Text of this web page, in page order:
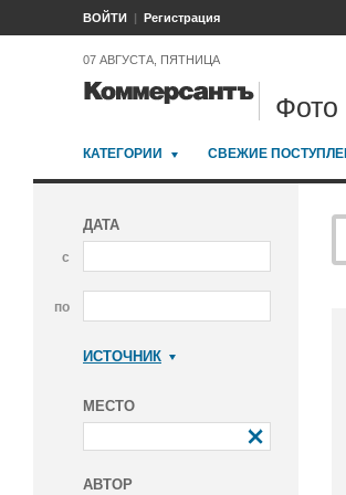
ВОЙТИ Регистрация
07 АВГУСТА, ПЯТНИЦА
Фото
КАТЕГОРИИ СВЕЖИЕ
ДАТА
с
по
ИСТОЧНИК
МЕСТО
АВТОР